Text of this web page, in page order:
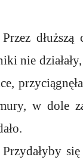
Przez
nie działały,
w dole
Przydałyby